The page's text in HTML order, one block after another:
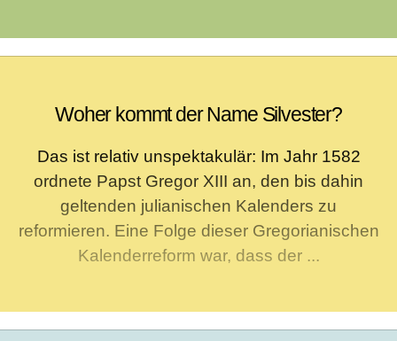
Woher kommt der Name Silvester?
Das ist relativ unspektakulär: Im Jahr 1582
ordnete Papst Gregor XIII an, den bis dahin
geltenden julianischen Kalenders zu
reformieren. Eine Folge dieser Gregorianischen
Kalenderreform war, dass der ...